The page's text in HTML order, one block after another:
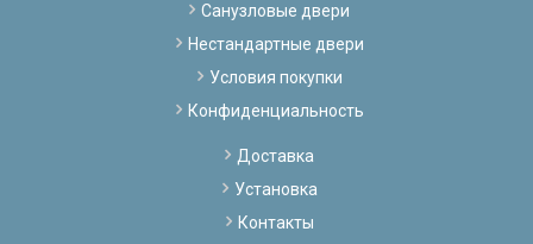
Санузловые двери
Нестандартные двери
Условия покупки
Конфиденциальность
Доставка
Установка
Контакты